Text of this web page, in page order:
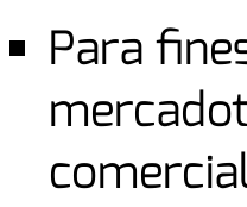
Para